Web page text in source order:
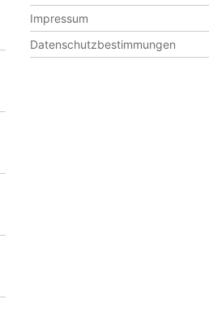
Impressum
Datenschutzbestimmungen